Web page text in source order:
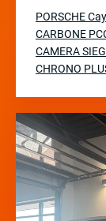
PORSCHE
CARBONE
CAMERA
CHRONO